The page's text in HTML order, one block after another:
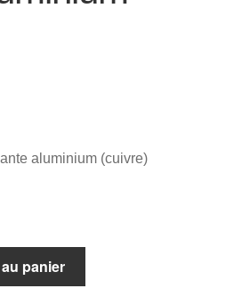
aluminium (cuivre)
panier